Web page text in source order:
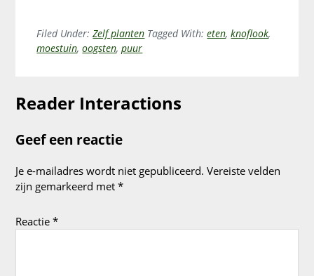
Filed Under:Zelf planten Tagged With:eten,knoflook,
moestuin,oogsten,puur
Reader Interactions
Geef een reactie
Je e-mailadres wordt niet gepubliceerd. Vereiste velden
zijn gemarkeerd met*
Reactie*